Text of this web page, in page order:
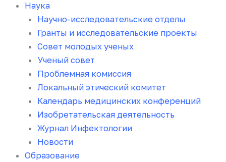
Наука
Научно-исследовательские отделы
Гранты и исследовательские проекты
Совет молодых ученых
Ученый совет
Проблемная комиссия
Локальный этический комитет
Календарь медицинских конференций
Изобретательская деятельность
Журнал Инфектологии
Новости
Образование